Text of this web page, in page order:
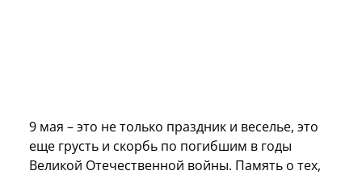
9 мая – это не только праздник и веселье, это
еще грусть и скорбь по погибшим в годы
Великой Отечественной войны. Память о тех,